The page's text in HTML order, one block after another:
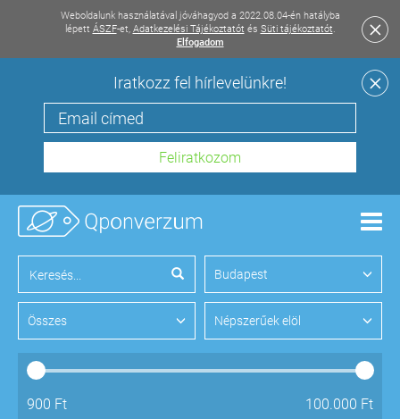
Weboldalunk használatával jóváhagyod a 2022.08.04-én hatályba
lépett ÁSZF-et, Adatkezelési Tájékoztatót és Süti tájékoztatót.
Elfogadom
Iratkozz fel hírlevelünkre!
Budapest
Összes Népszerűek elöl
900 Ft 100.000 Ft